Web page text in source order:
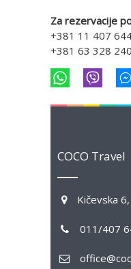
Za rezervacije
+381 11 407
+381 63 328 240
COCO Travel
Kičevska
011/407